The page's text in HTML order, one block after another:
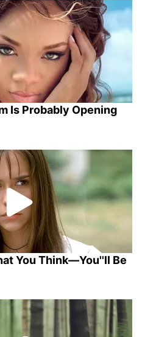
Is Probably Opening
You Think—You''ll Be